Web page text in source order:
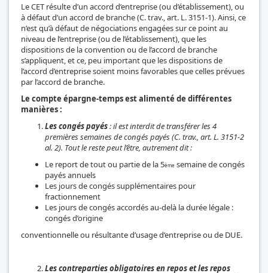
Le CET résulte d’un accord d’entreprise (ou d’établissement), ou
à défaut d’un accord de branche (C. trav., art. L. 3151-1). Ainsi, ce
n’est qu’à défaut de négociations engagées sur ce point au
niveau de l’entreprise (ou de l’établissement), que les
dispositions de la convention ou de l’accord de branche
s’appliquent, et ce, peu important que les dispositions de
l’accord d’entreprise soient moins favorables que celles prévues
par l’accord de branche.
Le compte épargne-temps est alimenté de différentes
manières :
Les congés payés: il est interdit de transférer les 4
premières semaines de congés payés (C. trav., art. L. 3151-2
al. 2). Tout le reste peut l’être, autrement dit :
Le report de tout ou partie de la 5ème semaine de congés
payés annuels
Les jours de congés supplémentaires pour
fractionnement
Les jours de congés accordés au-delà la durée légale :
congés d’origine
conventionnelle ou résultante d’usage d’entreprise ou de DUE.
Les contreparties obligatoires en repos et les repos